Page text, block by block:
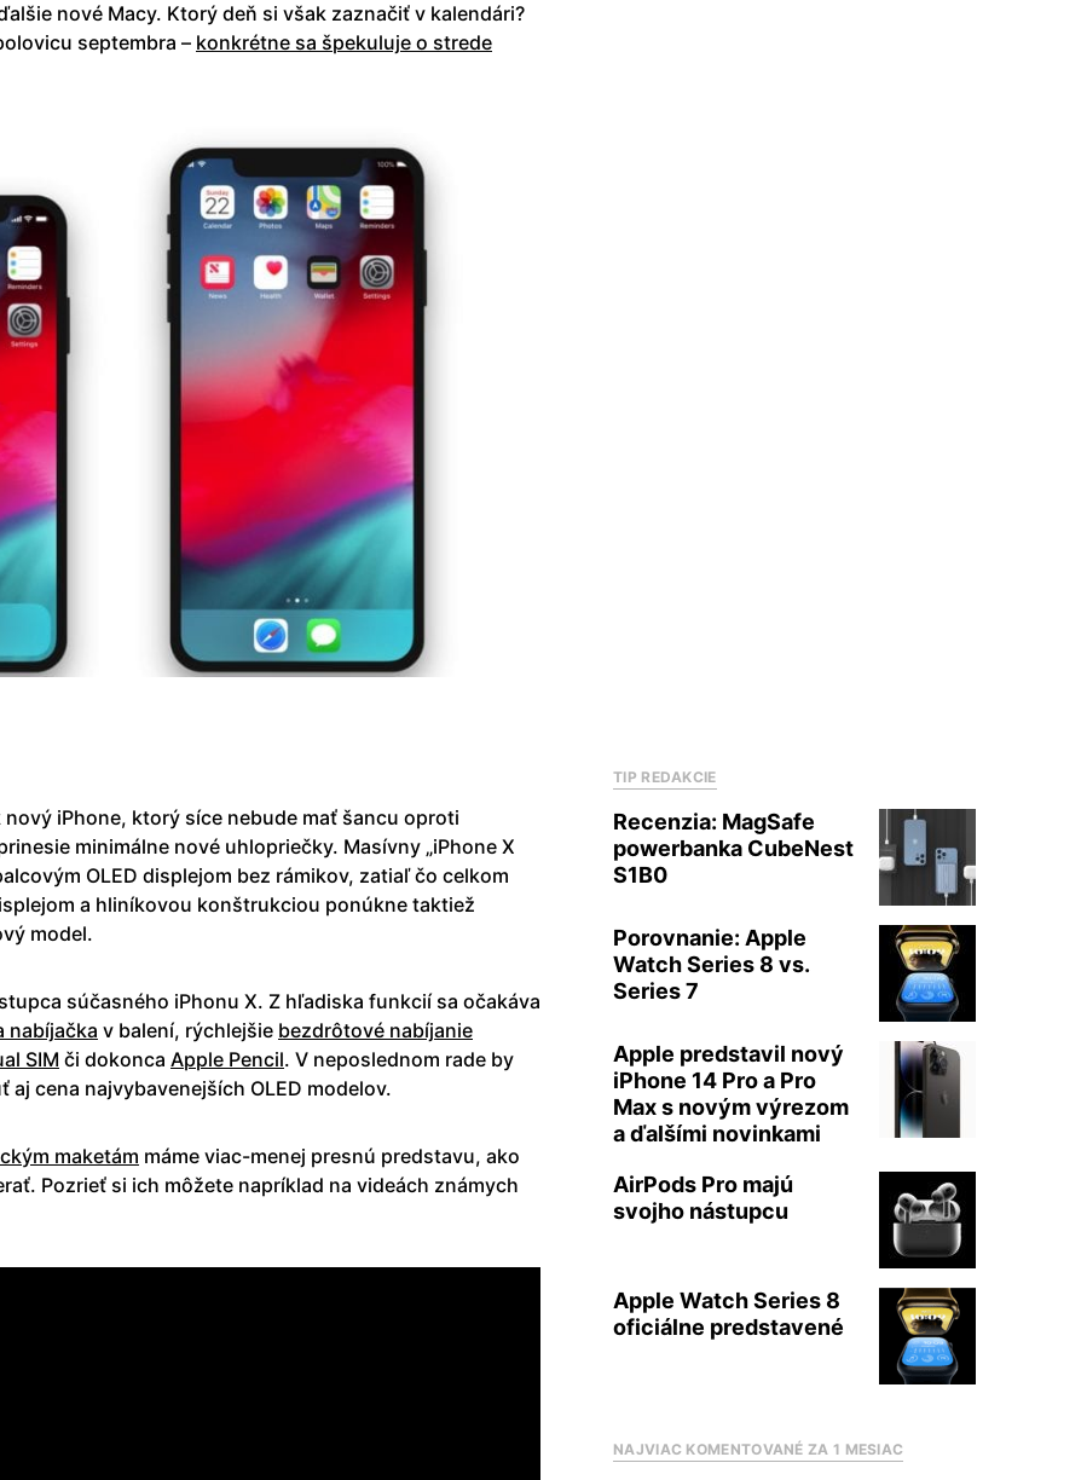
nové Macy. Ktorý deň si však zaznačiť v kalendári?
septembra – konkrétne sa špekuluje o strede
iPhone, ktorý síce nebude mať šancu oproti
minimálne nové uhlopriečky. Masívny „iPhone X
OLED displejom bez rámikov, zatiaľ čo celkom
a hliníkovou konštrukciou ponúkne taktiež
model.
súčasného iPhonu X. Z hľadiska funkcií sa očakáva
nabíjačka v balení, rýchlejšie bezdrôtové nabíjanie
SIM či dokonca Apple Pencil. V neposlednom rade by
cena najvybavenejších OLED modelov.
maketám máme viac-menej presnú predstavu, ako
Pozrieť si ich môžete napríklad na videách známych
TIP REDAKCIE
Recenzia: MagSafe
powerbanka CubeNest
S1B0
Porovnanie: Apple
Watch Series 8 vs.
Series 7
Apple predstavil nový
iPhone 14 Pro a Pro
Max s novým výrezom
a ďalšími novinkami
AirPods Pro majú
svojho nástupcu
Apple Watch Series 8
oficiálne predstavené
NAJVIAC KOMENTOVANÉ ZA 1 MESIAC